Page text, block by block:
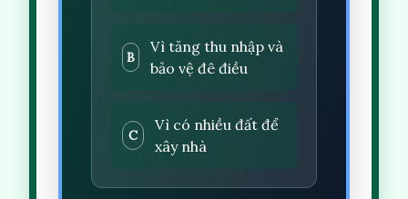
B
Vì tăng thu nhập và
bảo vệ đê điều
C
Vì có nhiều đất để
xây nhà